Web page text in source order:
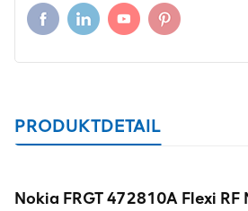
PRODUKTDETAIL
Nokia FRGT 472810A Flexi RF